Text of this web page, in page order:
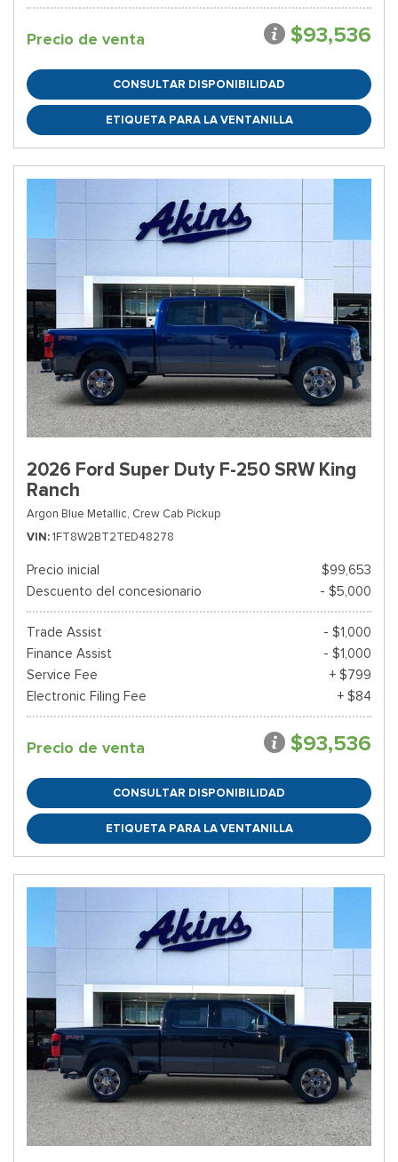
Precio de venta $93,536
CONSULTAR DISPONIBILIDAD
ETIQUETA PARA LA VENTANILLA
2026 Ford Super Duty F-250 SRW King
Ranch
Argon Blue Metallic, Crew Cab Pickup
VIN 1FT8W2BT2TED48278
Precio inicial
$99,653
Descuento del concesionario
- $5,000
Trade Assist
- $1,000
Finance Assist
- $1,000
Service Fee
+ $799
Electronic Filing Fee
+ $84
Precio de venta $93,536
CONSULTAR DISPONIBILIDAD
ETIQUETA PARA LA VENTANILLA